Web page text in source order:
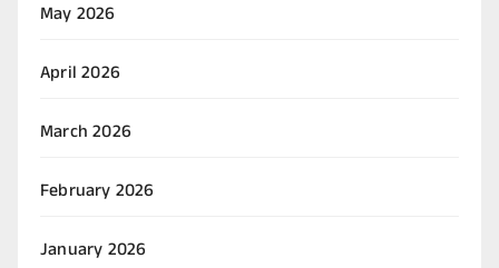
May 2026
April 2026
March 2026
February 2026
January 2026